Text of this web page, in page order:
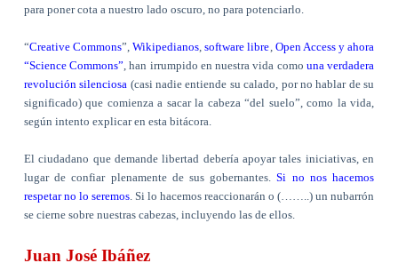
para poner cota a nuestro lado oscuro, no para potenciarlo.
“Creative Commons”,Wikipedianos ,software libre Open Access y ahora
“Science Commons” , han irrumpido en nuestra vida como una verdadera
revolución silenciosa (casi nadie entiende su calado, por no hablar de su
significado) que comienza a sacar la cabeza “del suelo”, como la vida,
según intento explicar en esta bitácora.
El ciudadano que demande libertad debería apoyar tales iniciativas, en
lugar de confiar plenamente de sus gobernantes.Si no nos hacemos
respetar no lo seremos. Si lo hacemos reaccionarán o (……..) un nubarrón
se cierne sobre nuestras cabezas, incluyendo las de ellos.
Juan José Ibáñez